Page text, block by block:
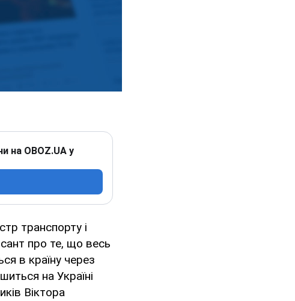
на OBOZ.UA у
транспорту і
про те, що весь
в країну через
на Україні
Віктора